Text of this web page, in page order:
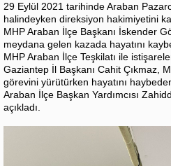
29 Eylül 2021 tarihinde Araban
halindeyken direksiyon hakimiyetini
MHP Araban İlçe Başkanı İskender
meydana gelen kazada hayatını
MHP Araban İlçe Teşkilatı ile
Gaziantep İl Başkanı Cahit Çıkmaz,
görevini yürütürken hayatını
Araban İlçe Başkan Yardımcısı
açıkladı.